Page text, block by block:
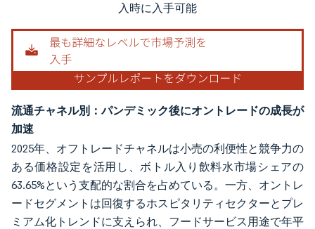
入時に入手可能
流通チャネル別：パンデミック後にオントレードの成長が
加速
2025年、オフトレードチャネルは小売の利便性と競争力の
ある価格設定を活用し、ボトル入り飲料水市場シェアの
63.65%という支配的な割合を占めている。一方、オントレ
ードセグメントは回復するホスピタリティセクターとプレ
ミアム化トレンドに支えられ、フードサービス用途で年平